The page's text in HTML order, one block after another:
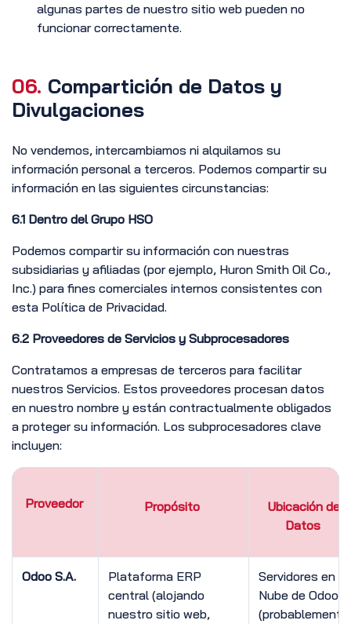
algunas partes de nuestro sitio web pueden no
funcionar correctamente.
06. Compartición de Datos y
Divulgaciones
No vendemos, intercambiamos ni alquilamos su
información personal a terceros. Podemos compartir su
información en las siguientes circunstancias:
6.1 Dentro del Grupo HSO
Podemos compartir su información con nuestras
subsidiarias y afiliadas (por ejemplo, Huron Smith Oil Co.,
Inc.) para fines comerciales internos consistentes con
esta Política de Privacidad.
6.2 Proveedores de Servicios y Subprocesadores
Contratamos a empresas de terceros para facilitar
nuestros Servicios. Estos proveedores procesan datos
en nuestro nombre y están contractualmente obligados
a proteger su información. Los subprocesadores clave
incluyen:
Proveedor Propósito
Ubicación de
Datos
Odoo S.A.
Plataforma ERP
central (alojando
nuestro sitio web,
Servidores en la
Nube de Odoo
(probablemente